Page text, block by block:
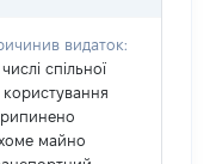
видаток:
спільної
користування
майно